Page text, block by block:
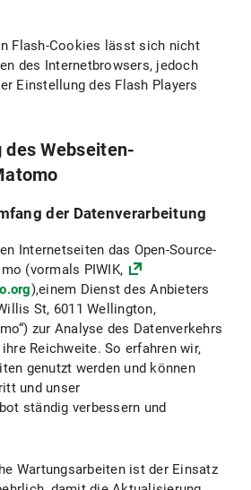
Flash-Cookies lässt sich nicht
des Internetbrowsers, jedoch
Einstellung des Flash Players
des Webseiten-
der Datenverarbeitung
Internetseiten das Open-Source-
(vormals PIWIK,
),einem Dienst des Anbieters
St, 6011 Wellington,
zur Analyse des Datenverkehrs
Reichweite. So erfahren wir,
genutzt werden und können
und unser
ständig verbessern und
Wartungsarbeiten ist der Einsatz